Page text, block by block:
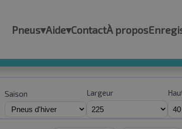
Pneus▾Aide▾ContactÀ propos
Saison Largeur